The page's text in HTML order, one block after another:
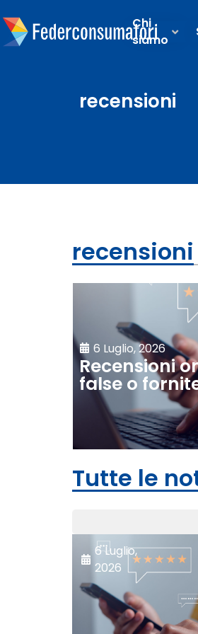
Chi
siamo
recensioni
recensioni
6 Luglio, 2026
Recensioni
false o
Tutte le
6 Luglio,
2026